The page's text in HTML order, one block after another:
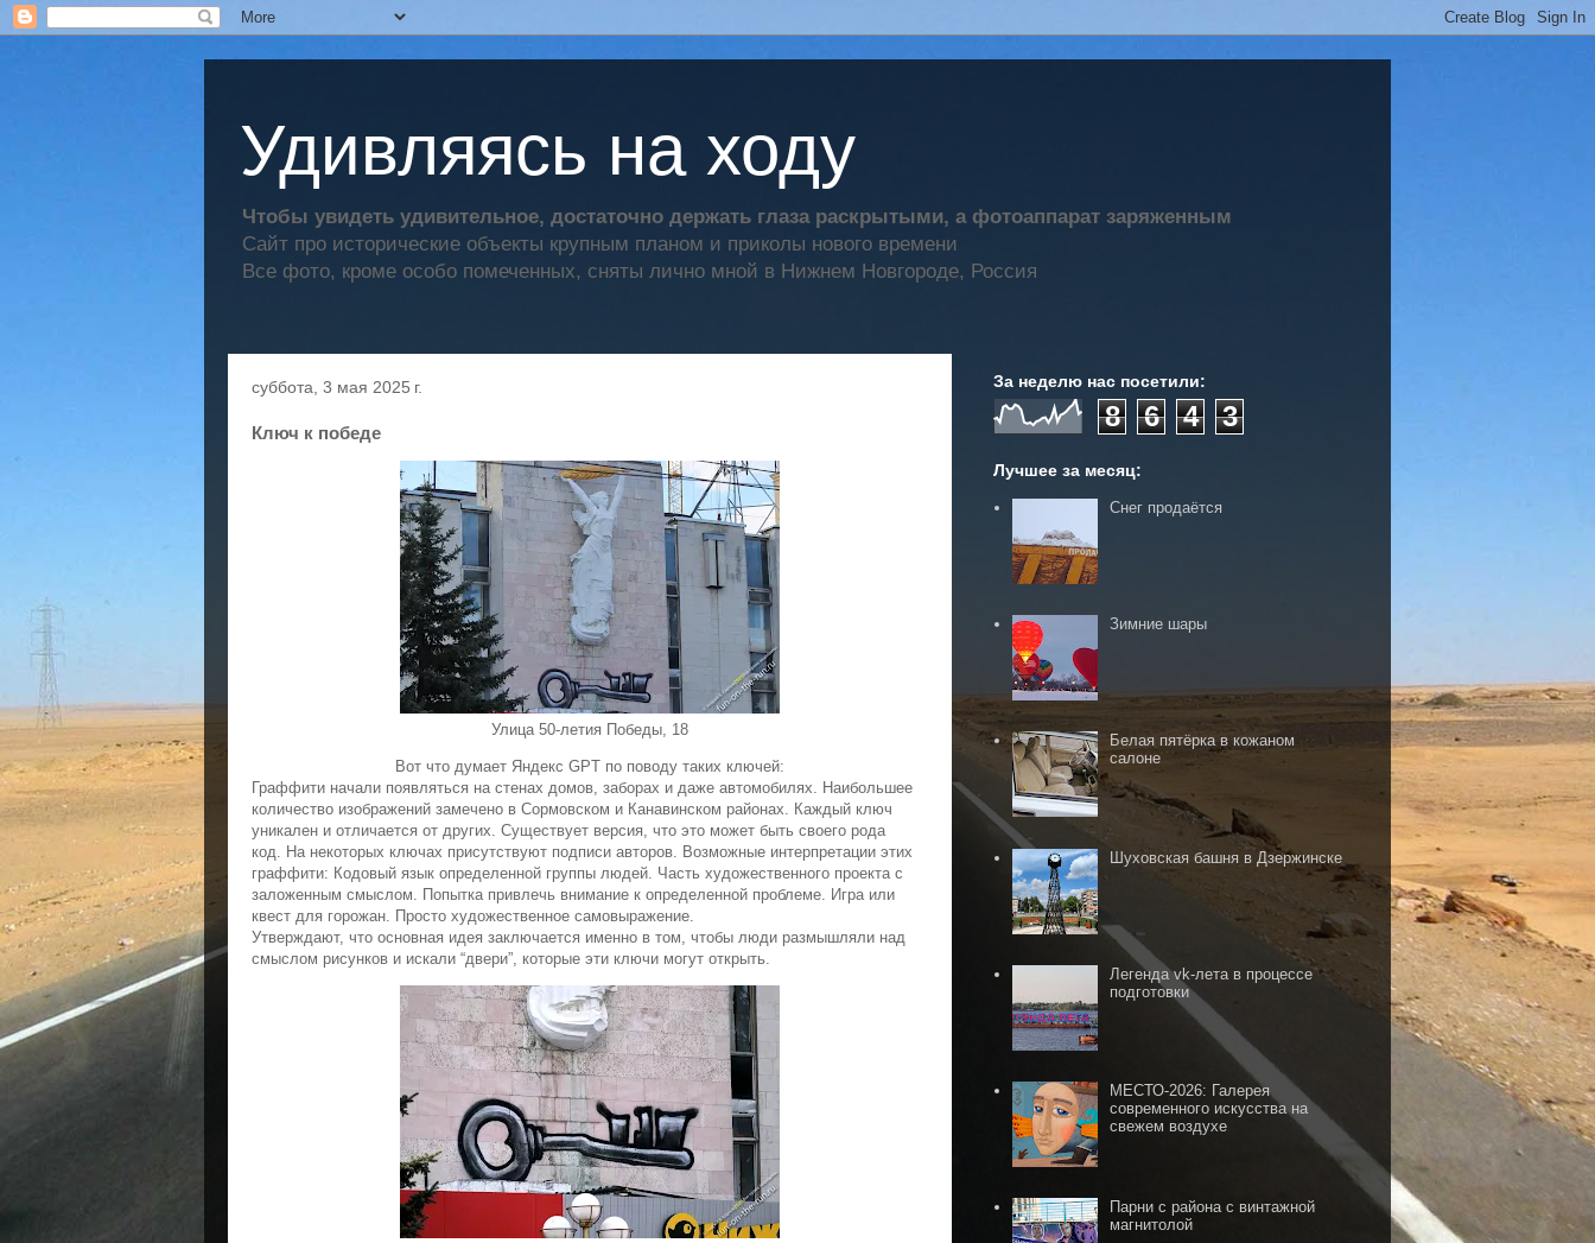
Удивляясь на ходу
Чтобы увидеть удивительное, достаточно держать глаза раскрытыми, а фотоаппарат заряженным
Сайт про исторические объекты крупным планом и приколы нового времени
Все фото, кроме особо помеченных, сняты лично мной в Нижнем Новгороде, Россия
суббота, 3 мая 2025 г.
Ключ к победе
Улица 50-летия Победы, 18
Вот что думает Яндекс GPT по поводу таких ключей:
Граффити начали появляться на стенах домов, заборах и даже автомобилях. Наибольшее
количество изображений замечено в Сормовском и Канавинском районах. Каждый ключ
уникален и отличается от других. Существует версия, что это может быть своего рода
код. На некоторых ключах присутствуют подписи авторов. Возможные интерпретации этих
граффити: Кодовый язык определенной группы людей. Часть художественного проекта с
заложенным смыслом. Попытка привлечь внимание к определенной проблеме. Игра или
квест для горожан. Просто художественное самовыражение.
Утверждают, что основная идея заключается именно в том, чтобы люди размышляли над
смыслом рисунков и искали “двери”, которые эти ключи могут открыть.
За неделю нас посетили:
8 6 4 3
Лучшее за месяц:
Снег продаётся
Зимние шары
Белая пятёрка в кожаном
салоне
Шуховская башня в Дзержинске
Легенда vk-лета в процессе
подготовки
МЕСТО-2026: Галерея
современного искусства на
свежем воздухе
Парни с района с винтажной
магнитолой